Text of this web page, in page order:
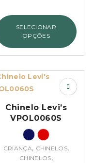
through
€84.95
SELECIONAR
OPÇÕES
Chinelo Levi’s
VPOL0060S
CRIANÇA, CHINELOS,
CHINELOS,